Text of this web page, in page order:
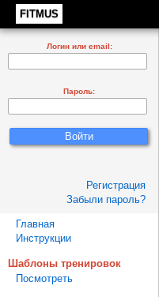
FITMUS
Логин или email:
Пароль:
Регистрация
Забыли пароль?
Главная
Инструкции
Шаблоны тренировок
Посмотреть